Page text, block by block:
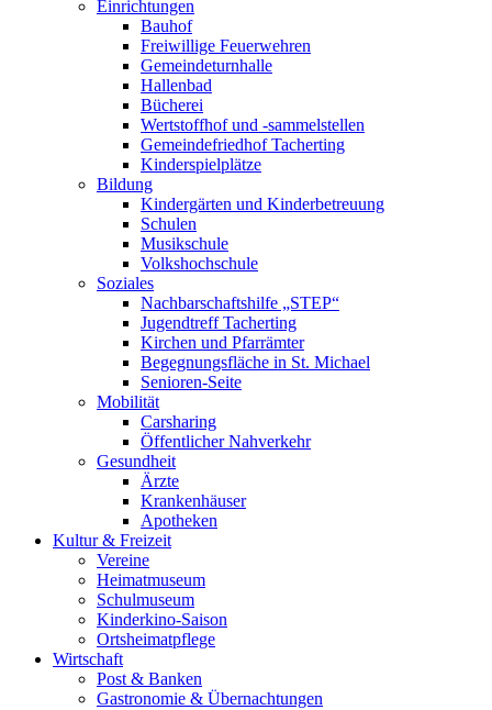
Einrichtungen
Bauhof
Freiwillige Feuerwehren
Gemeindeturnhalle
Hallenbad
Bücherei
Wertstoffhof und -sammelstellen
Gemeindefriedhof Tacherting
Kinderspielplätze
Bildung
Kindergärten und Kinderbetreuung
Schulen
Musikschule
Volkshochschule
Soziales
Nachbarschaftshilfe „STEP“
Jugendtreff Tacherting
Kirchen und Pfarrämter
Begegnungsfläche in St. Michael
Senioren-Seite
Mobilität
Carsharing
Öffentlicher Nahverkehr
Gesundheit
Ärzte
Krankenhäuser
Apotheken
Kultur & Freizeit
Vereine
Heimatmuseum
Schulmuseum
Kinderkino-Saison
Ortsheimatpflege
Wirtschaft
Post & Banken
Gastronomie & Übernachtungen